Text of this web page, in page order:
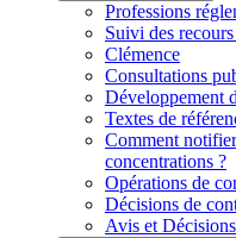
Professions
Suivi des
Clémence
Consultations
Développement
Textes de
Comment
concentrations ?
Opérations de
Décisions de
Avis et Décisions